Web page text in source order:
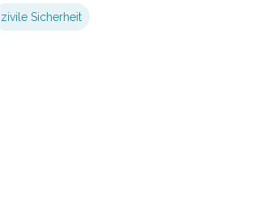
zivile Sicherheit